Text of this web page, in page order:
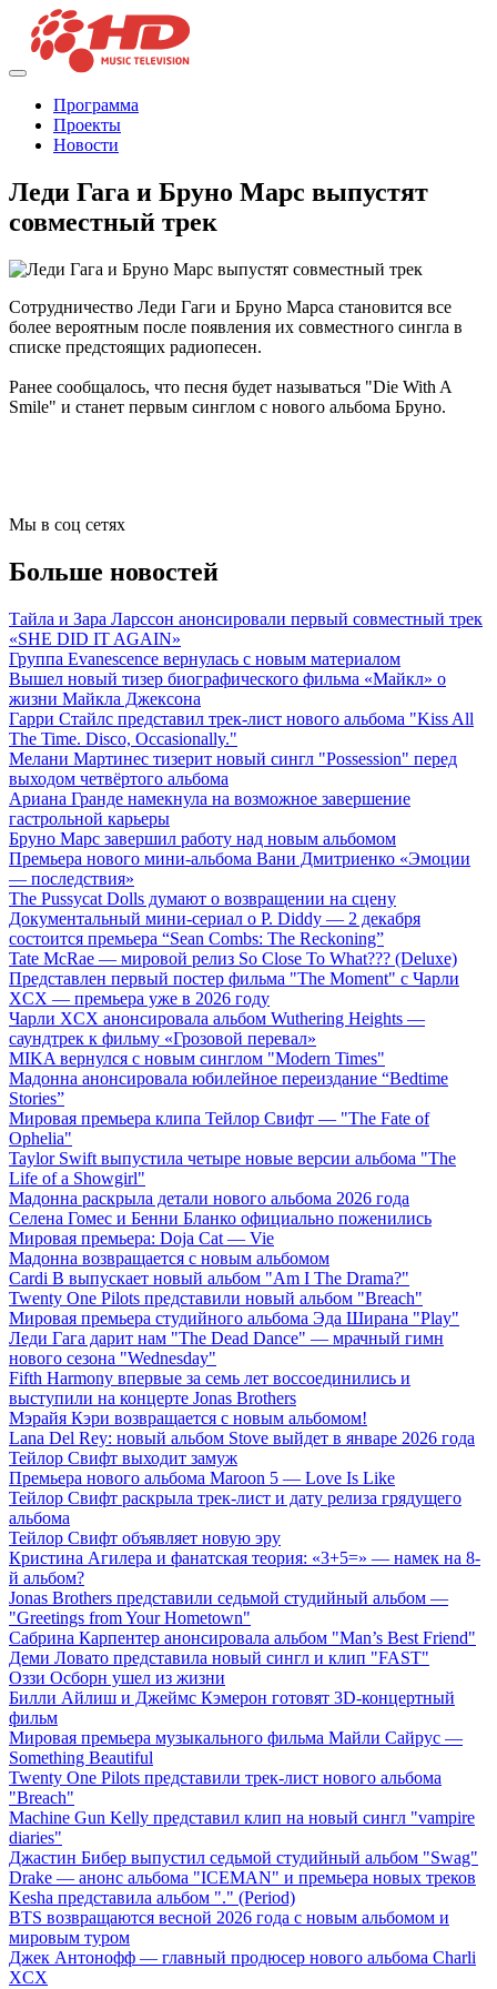
Программа
Проекты
Новости
Леди Гага и Бруно Марс выпустят
совместный трек
Сотрудничество Леди Гаги и Бруно Марса становится все
более вероятным после появления их совместного сингла в
списке предстоящих радиопесен.
Ранее сообщалось, что песня будет называться "Die With A
Smile" и станет первым синглом с нового альбома Бруно.
Мы в соц сетях
Больше новостей
Тайла и Зара Ларссон анонсировали первый совместный трек
«SHE DID IT AGAIN»
Группа Evanescence вернулась с новым материалом
Вышел новый тизер биографического фильма «Майкл» о
жизни Майкла Джексона
Гарри Стайлс представил трек-лист нового альбома "Kiss All
The Time. Disco, Occasionally."
Мелани Мартинес тизерит новый сингл "Possession" перед
выходом четвёртого альбома
Ариана Гранде намекнула на возможное завершение
гастрольной карьеры
Бруно Марс завершил работу над новым альбомом
Премьера нового мини-альбома Вани Дмитриенко «Эмоции
— последствия»
The Pussycat Dolls думают о возвращении на сцену
Документальный мини-сериал о P. Diddy — 2 декабря
состоится премьера “Sean Combs: The Reckoning”
Tate McRae — мировой релиз So Close To What??? (Deluxe)
Представлен первый постер фильма "The Moment" с Чарли
XCX — премьера уже в 2026 году
Чарли XCX анонсировала альбом Wuthering Heights —
саундтрек к фильму «Грозовой перевал»
MIKA вернулся с новым синглом "Modern Times"
Мадонна анонсировала юбилейное переиздание “Bedtime
Stories”
Мировая премьера клипа Тейлор Свифт — "The Fate of
Ophelia"
Taylor Swift выпустила четыре новые версии альбома "The
Life of a Showgirl"
Мадонна раскрыла детали нового альбома 2026 года
Селена Гомес и Бенни Бланко официально поженились
Мировая премьера: Doja Cat — Vie
Мадонна возвращается с новым альбомом
Cardi B выпускает новый альбом "Am I The Drama?"
Twenty One Pilots представили новый альбом "Breach"
Мировая премьера студийного альбома Эда Ширана "Play"
Леди Гага дарит нам "The Dead Dance" — мрачный гимн
нового сезона "Wednesday"
Fifth Harmony впервые за семь лет воссоединились и
выступили на концерте Jonas Brothers
Мэрайя Кэри возвращается с новым альбомом!
Lana Del Rey: новый альбом Stove выйдет в январе 2026 года
Тейлор Свифт выходит замуж
Премьера нового альбома Maroon 5 — Love Is Like
Тейлор Свифт раскрыла трек-лист и дату релиза грядущего
альбома
Тейлор Свифт объявляет новую эру
Кристина Агилера и фанатская теория: «3+5=» — намек на 8-
й альбом?
Jonas Brothers представили седьмой студийный альбом —
"Greetings from Your Hometown"
Сабрина Карпентер анонсировала альбом "Man’s Best Friend"
Деми Ловато представила новый сингл и клип "FAST"
Оззи Осборн ушел из жизни
Билли Айлиш и Джеймс Кэмерон готовят 3D-концертный
фильм
Мировая премьера музыкального фильма Майли Сайрус —
Something Beautiful
Twenty One Pilots представили трек-лист нового альбома
"Breach"
Machine Gun Kelly представил клип на новый сингл "vampire
diaries"
Джастин Бибер выпустил седьмой студийный альбом "Swag"
Drake — анонс альбома "ICEMAN" и премьера новых треков
Kesha представила альбом "." (Period)
BTS возвращаются весной 2026 года с новым альбомом и
мировым туром
Джек Антонофф — главный продюсер нового альбома Charli
XCX